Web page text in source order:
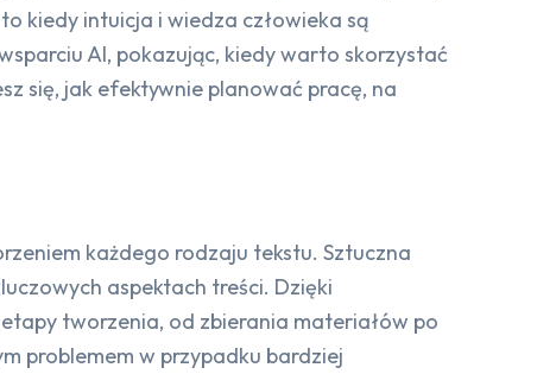
kiedy intuicja i wiedza człowieka są
AI, pokazując, kiedy warto skorzystać
się, jak efektywnie planować pracę, na
każdego rodzaju tekstu. Sztuczna
aspektach treści. Dzięki
tworzenia, od zbierania materiałów po
problemem w przypadku bardziej